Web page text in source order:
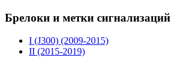
Брелоки и метки сигнализаций
I (J300) (2009-2015)
II (2015-2019)